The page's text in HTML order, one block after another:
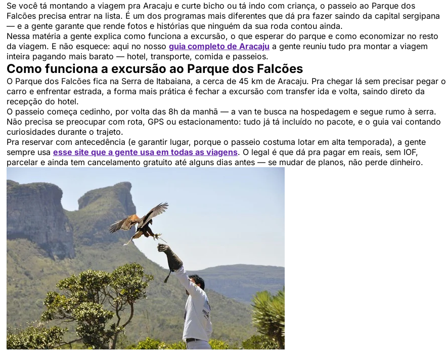
Se você tá montando a viagem pra Aracaju e curte bicho ou tá indo com criança, o passeio ao Parque dos
Falcões precisa entrar na lista. É um dos programas mais diferentes que dá pra fazer saindo da capital sergipana
— e a gente garante que rende fotos e histórias que ninguém da sua roda contou ainda.
Nessa matéria a gente explica como funciona a excursão, o que esperar do parque e como economizar no resto
da viagem. E não esquece: aqui no nosso guia completo de Aracaju a gente reuniu tudo pra montar a viagem
inteira pagando mais barato — hotel, transporte, comida e passeios.
Como funciona a excursão ao Parque dos Falcões
O Parque dos Falcões fica na Serra de Itabaiana, a cerca de 45 km de Aracaju. Pra chegar lá sem precisar pegar o
carro e enfrentar estrada, a forma mais prática é fechar a excursão com transfer ida e volta, saindo direto da
recepção do hotel.
O passeio começa cedinho, por volta das 8h da manhã — a van te busca na hospedagem e segue rumo à serra.
Não precisa se preocupar com rota, GPS ou estacionamento: tudo já tá incluído no pacote, e o guia vai contando
curiosidades durante o trajeto.
Pra reservar com antecedência (e garantir lugar, porque o passeio costuma lotar em alta temporada), a gente
sempre usa esse site que a gente usa em todas as viagens. O legal é que dá pra pagar em reais, sem IOF,
parcelar e ainda tem cancelamento gratuito até alguns dias antes — se mudar de planos, não perde dinheiro.